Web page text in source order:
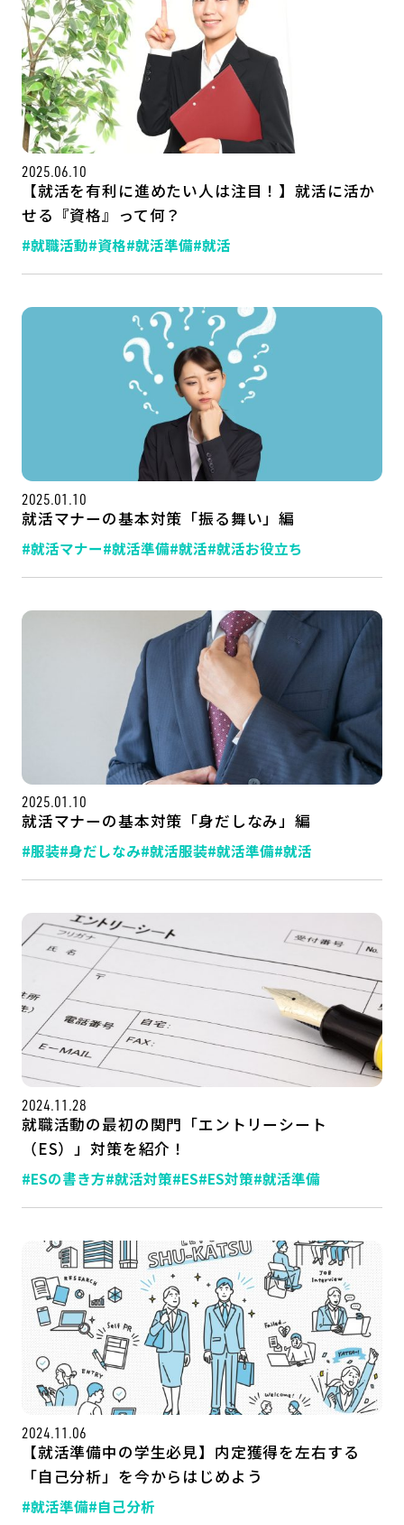
2025.06.10
【就活を有利に進めたい人は注目！】就活に活か
せる『資格』って何？
#就職活動#資格#就活準備#就活
2025.01.10
就活マナーの基本対策「振る舞い」編
#就活マナー#就活準備#就活#就活お役立ち
2025.01.10
就活マナーの基本対策「身だしなみ」編
#服装#身だしなみ#就活服装#就活準備#就活
2024.11.28
就職活動の最初の関門「エントリーシート
（ES）」対策を紹介！
#ESの書き方#就活対策#ES#ES対策#就活準備
2024.11.06
【就活準備中の学生必見】内定獲得を左右する
「自己分析」を今からはじめよう
#就活準備#自己分析